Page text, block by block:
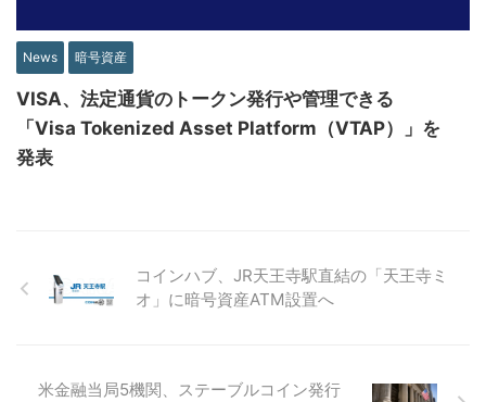
News 暗号資産
VISA、法定通貨のトークン発行や管理できる
「Visa Tokenized Asset Platform（VTAP）」を
発表
コインハブ、JR天王寺駅直結の「天王寺ミ
オ」に暗号資産ATM設置へ
米金融当局5機関、ステーブルコイン発行